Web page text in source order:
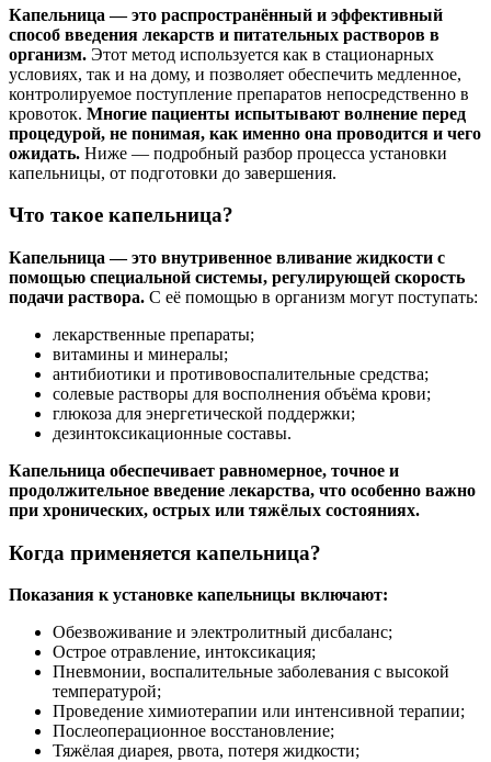
Капельница — это распространённый и эффективный
способ введения лекарств и питательных растворов в
организм. Этот метод используется как в стационарных
условиях, так и на дому, и позволяет обеспечить медленное,
контролируемое поступление препаратов непосредственно в
кровоток. Многие пациенты испытывают волнение перед
процедурой, не понимая, как именно она проводится и чего
ожидать. Ниже — подробный разбор процесса установки
капельницы, от подготовки до завершения.
Что такое капельница?
Капельница — это внутривенное вливание жидкости с
помощью специальной системы, регулирующей скорость
подачи раствора. С её помощью в организм могут поступать:
лекарственные препараты;
витамины и минералы;
антибиотики и противовоспалительные средства;
солевые растворы для восполнения объёма крови;
глюкоза для энергетической поддержки;
дезинтоксикационные составы.
Капельница обеспечивает равномерное, точное и
продолжительное введение лекарства, что особенно важно
при хронических, острых или тяжёлых состояниях.
Когда применяется капельница?
Показания к установке капельницы включают:
Обезвоживание и электролитный дисбаланс;
Острое отравление, интоксикация;
Пневмонии, воспалительные заболевания с высокой
температурой;
Проведение химиотерапии или интенсивной терапии;
Послеоперационное восстановление;
Тяжёлая диарея, рвота, потеря жидкости;